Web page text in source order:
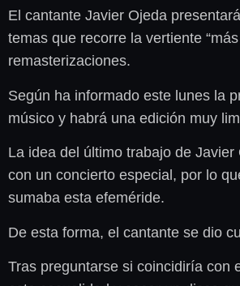
El cantante Javier Ojeda
temas que recorre la vertiente
remasterizaciones.
Según ha informado este lunes la
músico y habrá una edición muy
La idea del último trabajo de
con un concierto especial, por lo
sumaba esta efeméride.
De esta forma, el cantante se dio
Tras preguntarse si coincidiría con